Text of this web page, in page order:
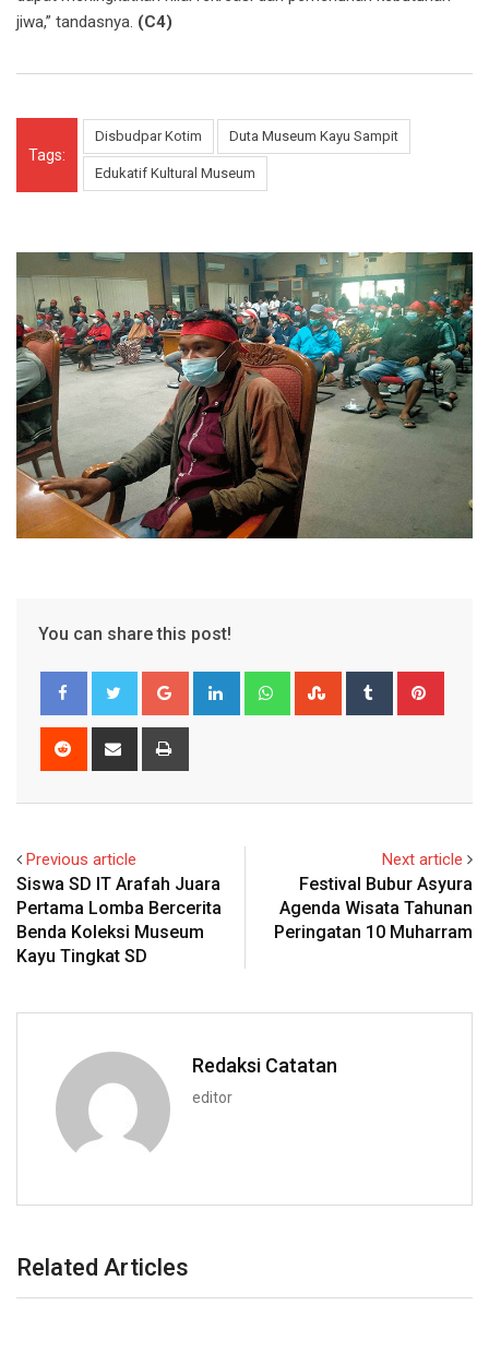
jiwa,” tandasnya. (C4)
Tags:
Disbudpar Kotim Duta Museum Kayu Sampit
Edukatif Kultural Museum
You can share this post!
Google+ LinkedIn WhatsappStumbleUpon
Tumblr
Reddit
Share
Previous article
Siswa SD IT Arafah Juara
Pertama Lomba Bercerita
Benda Koleksi Museum
Kayu Tingkat SD
Next article
Festival Bubur Asyura
Agenda Wisata Tahunan
Peringatan 10 Muharram
Redaksi Catatan
editor
Related Articles